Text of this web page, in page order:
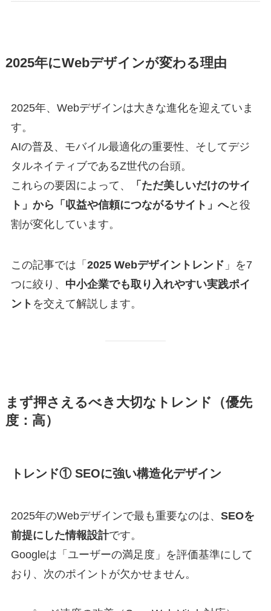
2025年にWebデザインが変わる理由
2025年、Webデザインは大きな進化を迎えていま
す。
AIの普及、モバイル最適化の重要性、そしてデジ
タルネイティブであるZ世代の台頭。
これらの要因によって、
「ただ美しいだけのサイ
ト」から「収益や信頼につながるサイト」へと役
割が変化しています。
この記事では「 2025 Webデザイントレンド 」を7
つに絞り、 中小企業でも取り入れやすい実践ポイ
ント を交えて解説します。
まず押さえるべき大切なトレンド（優先
度：高）
トレンド① SEOに強い構造化デザイン
2025年のWebデザインで最も重要なのは、 SEOを
前提にした情報設計です。
Googleは「ユーザーの満足度」を評価基準にして
おり、次のポイントが欠かせません。